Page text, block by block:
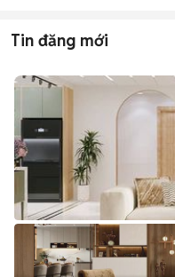
Tin đăng mới